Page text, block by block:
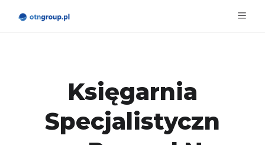
Księgarnia
Specjalistyczn